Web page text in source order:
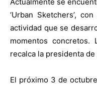
‘Urban Sketchers’,
actividad que se
momentos concretos.
recalca la presidenta de
El próximo 3 de